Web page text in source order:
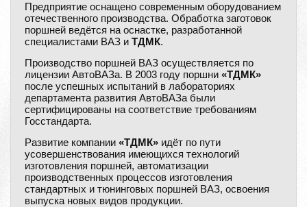
Предприятие оснащено современным оборудованием
отечественного производства. Обработка заготовок
поршней ведётся на оснастке, разработанной
специалистами ВАЗ и ТДМК.
Производство поршней ВАЗ осуществляется по
лицензии АвтоВАЗа. В 2003 году поршни «ТДМК»
после успешных испытаний в лабораториях
департамента развития АвтоВАЗа были
сертифицированы на соответствие требованиям
Госстандарта.
Развитие компании «ТДМК» идёт по пути
усовершенствования имеющихся технологий
изготовления поршней, автоматизации
производственных процессов изготовления
стандартных и тюнинговых поршней ВАЗ, освоения
выпуска новых видов продукции.